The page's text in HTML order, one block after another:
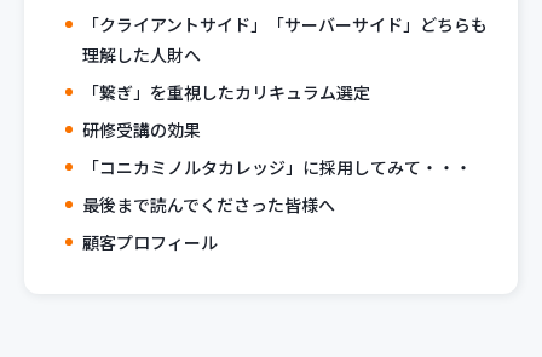
「クライアントサイド」「サーバーサイド」どちらも
理解した人財へ
「繋ぎ」を重視したカリキュラム選定
研修受講の効果
「コニカミノルタカレッジ」に採用してみて・・・
最後まで読んでくださった皆様へ
顧客プロフィール